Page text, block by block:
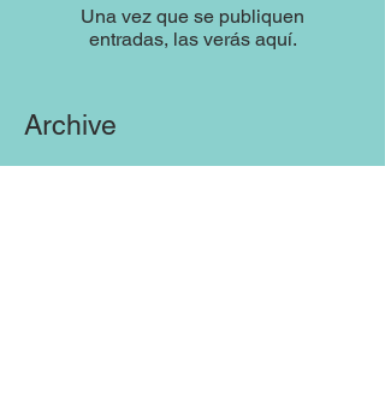
Una vez que se publiquen
entradas, las verás aquí.
Archive